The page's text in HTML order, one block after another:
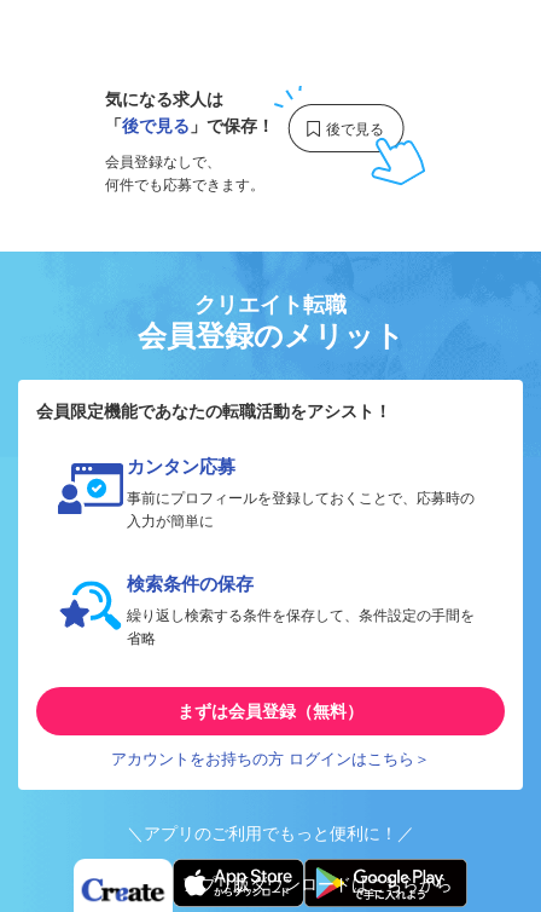
気になる求人は
「後で見る 」で保存！
会員登録なしで、
何件でも応募できます。
クリエイト転職
会員登録のメリット
会員限定機能であなたの転職活動をアシスト！
カンタン応募
事前にプロフィールを登録しておくことで、応募時の
入力が簡単に
検索条件の保存
繰り返し検索する条件を保存して、条件設定の手間を
省略
まずは会員登録（無料）
アカウントをお持ちの方 ログインはこちら＞
＼アプリのご利用でもっと便利に！／
アプリ版ダウンロードはこちらから